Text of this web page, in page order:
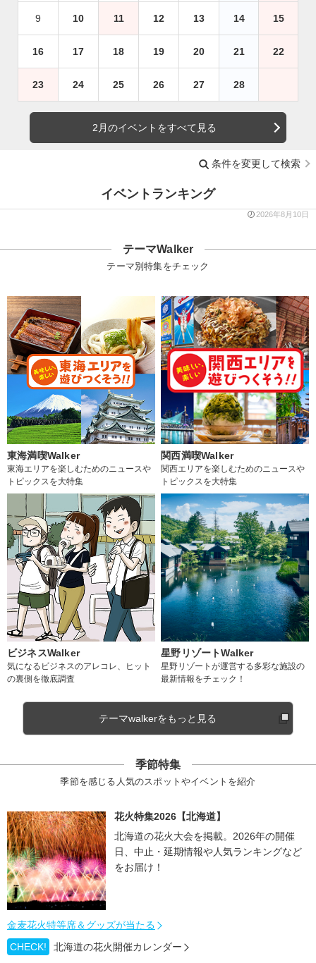
9 10 11 12 13 14 15
16 17 18 19 20 21 22
23 24 25 26 27 28
2月のイベントをすべて見る
条件を変更して検索
イベントランキング
2026年8月10日
テーマWalker
テーマ別特集をチェック
東海満喫Walker
東海エリアを楽しむためのニュースや
トピックスを大特集
関西満喫Walker
関西エリアを楽しむためのニュースや
トピックスを大特集
ビジネスWalker
気になるビジネスのアレコレ、ヒット
の裏側を徹底調査
星野リゾートWalker
星野リゾートが運営する多彩な施設の
最新情報をチェック！
テーマwalkerをもっと見る
季節特集
季節を感じる人気のスポットやイベントを紹介
花火特集2026【北海道】
北海道の花火大会を掲載。2026年の開催
日、中止・延期情報や人気ランキングなど
をお届け！
金麦花火特等席＆グッズが当たる
CHECK!
北海道の花火開催カレンダー